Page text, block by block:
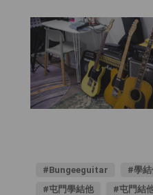
#Bungeeguitar #學
#屯門學結他
#屯門結